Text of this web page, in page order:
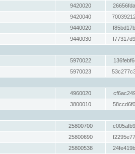
9420020
9420040
9440020
9440030
5970022
5970023
4960020
3800010
25800700
25800690
25800538